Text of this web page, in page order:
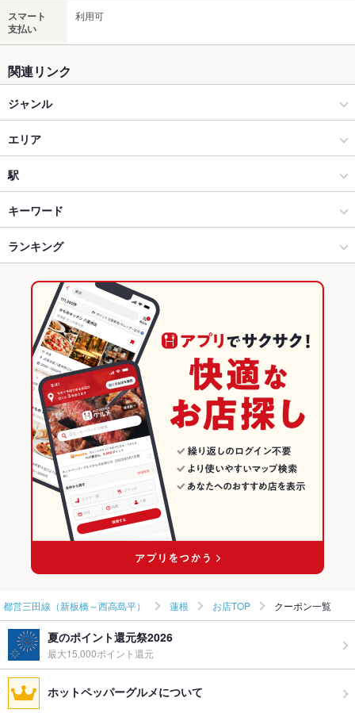
スマート
支払い
利用可
関連リンク
ジャンル
焼肉・ホルモン
焼肉
都営三田線（新板橋～西高島平） × 焼肉・ホルモン
都営三田線（新板橋～西高島平） × 焼肉
蓮根駅 × 焼肉・ホルモン
蓮根駅 × 焼肉
韓国料理
韓国料理全般
都営三田線（新板橋～西高島平） × 韓国料理
都営三田線（新板橋～西高島平） × 韓国料理全般
蓮根駅 × 韓国料理
蓮根駅 × 韓国料理全般
エリア
蓮根
蓮根 × 焼肉・ホルモン
蓮根 × 焼肉
蓮根 × 韓国料理
蓮根 × 韓国料理全般
東京 × 焼肉・ホルモン
東京 × 焼肉
東京 × 韓国料理
東京 × 韓国料理全般
駅
志村三丁目駅
西台駅
蓮根駅
キーワード
ウニ料理 牛タン
ランキング
東京のグルメランキング
東京の焼肉・ホルモンランキング
都営三田線（新板橋～西高島平）のグルメランキング
都営三田線（新板橋～西高島平）の焼肉・ホルモンランキング
蓮根のグルメランキング
蓮根の焼肉・ホルモンランキング
都営三田線（新板橋～西高島平） 蓮根 お店TOP クーポン一覧
夏のポイント還元祭2026
最大15,000ポイント還元
ホットペッパーグルメについて